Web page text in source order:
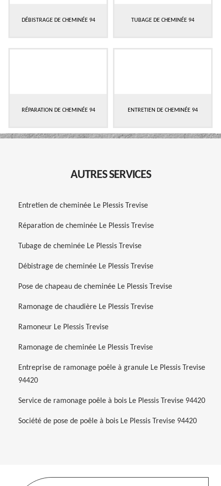
DÉBISTRAGE DE CHEMINÉE 94 TUBAGE DE CHEMINÉE 94
RÉPARATION DE CHEMINÉE 94 ENTRETIEN DE CHEMINÉE 94
AUTRES SERVICES
Entretien de cheminée Le Plessis Trevise
Réparation de cheminée Le Plessis Trevise
Tubage de cheminée Le Plessis Trevise
Débistrage de cheminée Le Plessis Trevise
Pose de chapeau de cheminée Le Plessis Trevise
Ramonage de chaudière Le Plessis Trevise
Ramoneur Le Plessis Trevise
Ramonage de cheminée Le Plessis Trevise
Entreprise de ramonage poêle à granule Le Plessis Trevise
94420
Service de ramonage poêle à bois Le Plessis Trevise 94420
Société de pose de poêle à bois Le Plessis Trevise 94420